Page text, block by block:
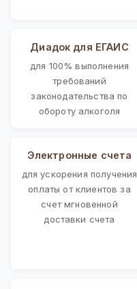
Диадок для ЕГАИС
для 100% выполнения
требований
законодательства по
обороту алкоголя
Электронные счета
для ускорения получения
оплаты от клиентов за
счет мгновенной
доставки счета